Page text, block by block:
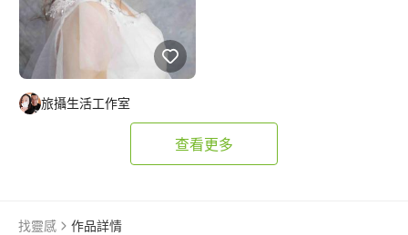
旅攝生活工作室
查看更多
找靈感 作品詳情